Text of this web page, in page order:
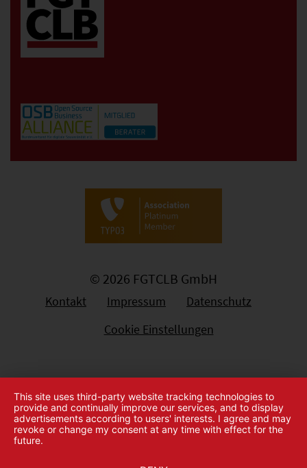
© 2026 FGTCLB GmbH
Kontakt Impressum
Datenschutz
Cookie Einstellungen
This site uses third-party website tracking technologies to
provide and continually improve our services, and to display
advertisements according to users' interests. I agree and may
revoke or change my consent at any time with effect for the
future.